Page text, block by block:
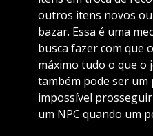
outros itens novos
bazar. Essa é uma
busca fazer com que
máximo tudo o que o
também pode ser um
impossível
um NPC quando um